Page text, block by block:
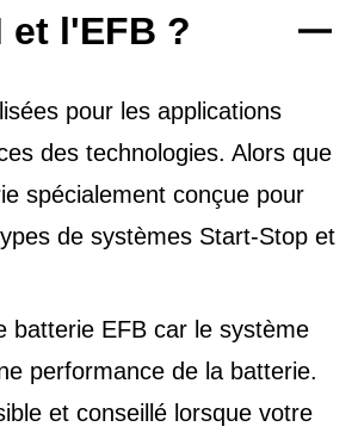
et l'EFB ?
pour les applications
des technologies. Alors que
spécialement conçue pour
de systèmes Start-Stop et
batterie EFB car le système
performance de la batterie.
et conseillé lorsque votre